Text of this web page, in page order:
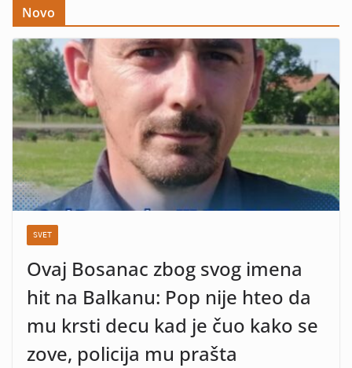
Novo
SVET
Ovaj Bosanac zbog svog imena
hit na Balkanu: Pop nije hteo da
mu krsti decu kad je čuo kako se
zove, policija mu prašta